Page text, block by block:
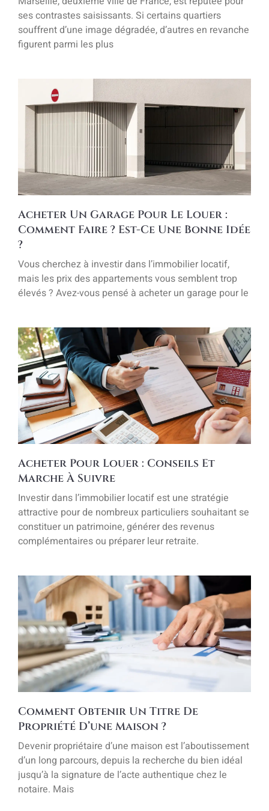
ses contrastes saisissants. Si certains quartiers
souffrent d’une image dégradée, d’autres en revanche
figurent parmi les plus
Acheter Un Garage Pour Le Louer :
Comment Faire ? Est-Ce Une Bonne Idée
?
Vous cherchez à investir dans l’immobilier locatif,
mais les prix des appartements vous semblent trop
élevés ? Avez-vous pensé à acheter un garage pour le
Acheter Pour Louer : Conseils Et
Marche À Suivre
Investir dans l’immobilier locatif est une stratégie
attractive pour de nombreux particuliers souhaitant se
constituer un patrimoine, générer des revenus
complémentaires ou préparer leur retraite.
Comment Obtenir Un Titre De
Propriété D’une Maison ?
Devenir propriétaire d’une maison est l’aboutissement
d’un long parcours, depuis la recherche du bien idéal
jusqu’à la signature de l’acte authentique chez le
notaire. Mais